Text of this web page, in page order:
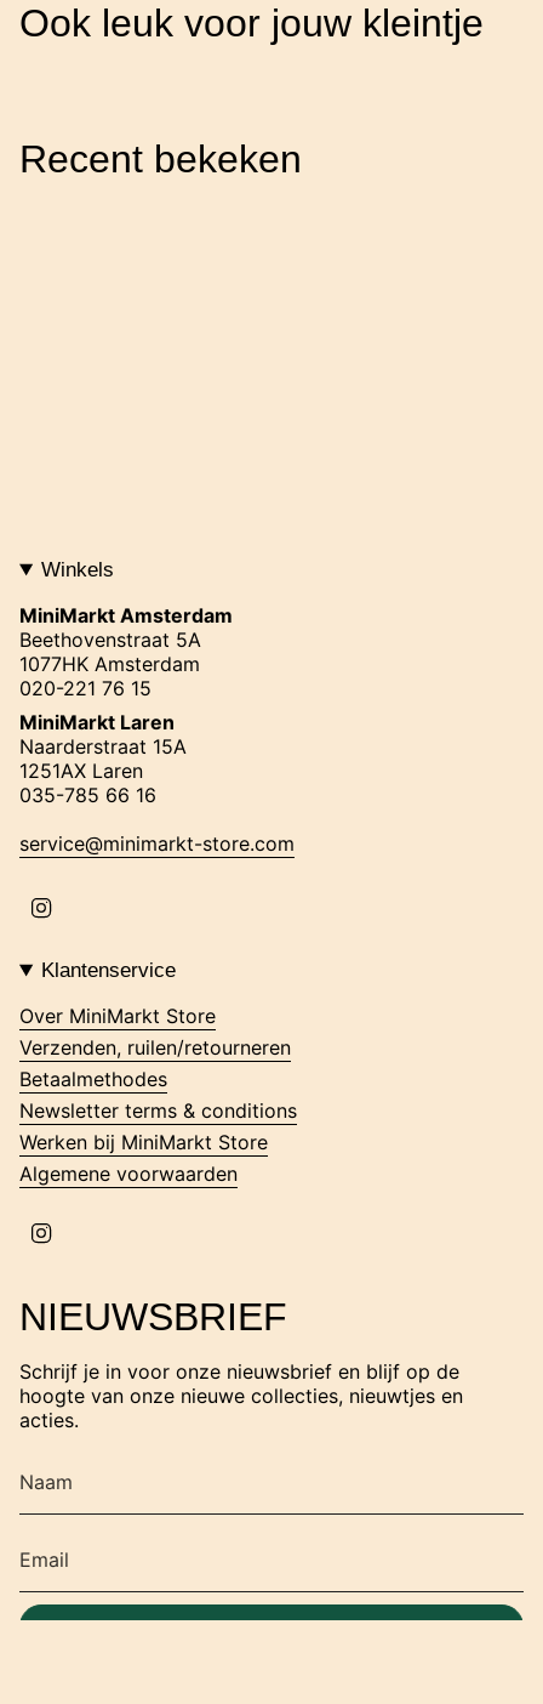
Ook leuk voor jouw kleintje
Recent bekeken
Winkels
MiniMarkt Amsterdam
Beethovenstraat 5A
1077HK Amsterdam
020-221 76 15
MiniMarkt Laren
Naarderstraat 15A
1251AX Laren
035-785 66 16
service@minimarkt-store.com
t
g
r
a
Klantenservice
Over MiniMarkt Store
Verzenden, ruilen/retourneren
Betaalmethodes
Newsletter terms & conditions
Werken bij MiniMarkt Store
Algemene voorwaarden
g
a
m
NIEUWSBRIEF
Schrijf je in voor onze nieuwsbrief en blijf op de
hoogte van onze nieuwe collecties, nieuwtjes en
acties.